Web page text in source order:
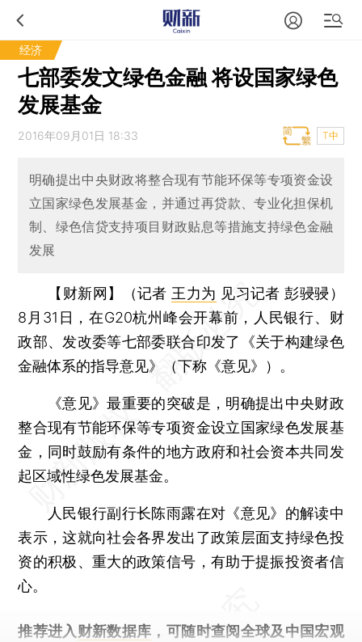
经济
七部委发文绿色金融 将设国家绿色
发展基金
2016年09月01日 18:33 T中
明确提出中央财政将整合现有节能环保等专项资金设
立国家绿色发展基金，并通过再贷款、专业化担保机
制、绿色信贷支持项目财政贴息等措施支持绿色金融
发展
【财新网】（记者 王力为 见习记者 彭骎骎）
8月31日，在G20杭州峰会开幕前，人民银行、财
政部、发改委等七部委联合印发了《关于构建绿色
金融体系的指导意见》（下称《意见》）。
《意见》最重要的突破是，明确提出中央财政
整合现有节能环保等专项资金设立国家绿色发展基
金，同时鼓励有条件的地方政府和社会资本共同发
起区域性绿色发展基金。
人民银行副行长陈雨露在对《意见》的解读中
表示，这就向社会各界发出了政策层面支持绿色投
资的积极、重大的政策信号，有助于提振投资者信
心。
推荐进入 财新数据库 ，可随时查阅全球及中国宏观